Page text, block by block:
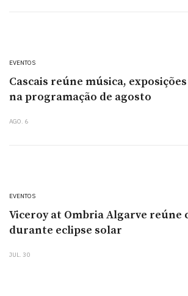
EVENTOS
Cascais reúne música,
na programação de agosto
AGO. 6
EVENTOS
Viceroy at Ombria Algarve reúne
durante eclipse solar
JUL. 30